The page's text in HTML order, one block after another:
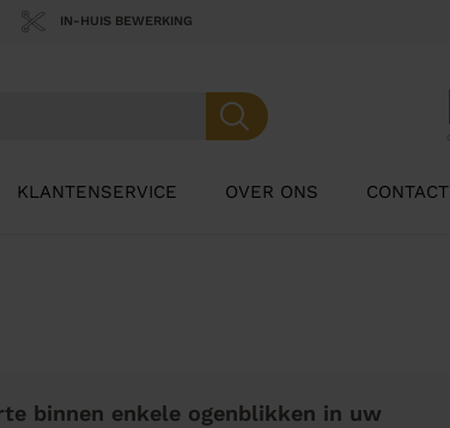
IN-HUIS BEWERKING
KLANTENSERVICE OVER ONS CONTACT
binnen enkele ogenblikken in uw